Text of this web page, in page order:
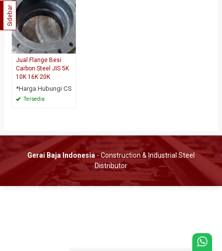
Jual Flange Besi
Carbon Steel JIS 5K
10K 16K 20K
*Harga Hubungi CS
Tersedia
Sidebar
Gerai Baja Indonesia- Construction & Industrial Steel
Distributor